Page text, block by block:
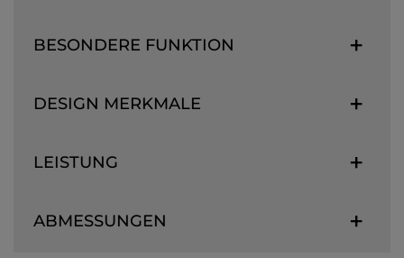
BESONDERE FUNKTION
DESIGN MERKMALE
LEISTUNG
ABMESSUNGEN